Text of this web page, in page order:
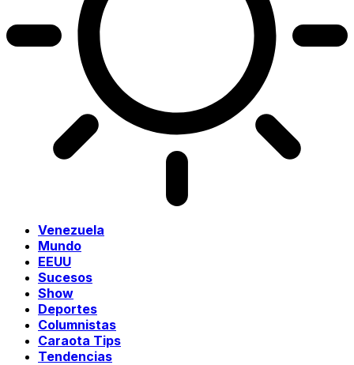
Venezuela
Mundo
EEUU
Sucesos
Show
Deportes
Columnistas
Caraota Tips
Tendencias